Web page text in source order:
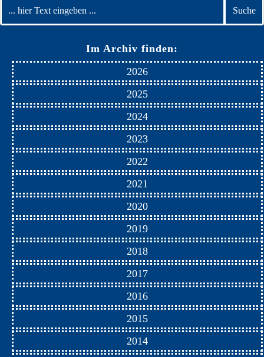
Im Archiv finden:
2026
2025
2024
2023
2022
2021
2020
2019
2018
2017
2016
2015
2014